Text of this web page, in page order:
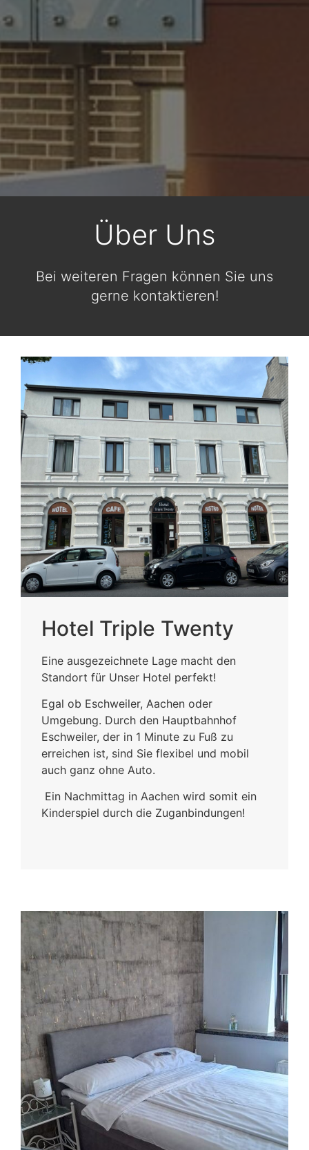
Über Uns
Bei weiteren Fragen können Sie uns
gerne kontaktieren!
Hotel Triple Twenty
Eine ausgezeichnete Lage macht den
Standort für Unser Hotel perfekt!
Egal ob Eschweiler, Aachen oder
Umgebung. Durch den Hauptbahnhof
Eschweiler, der in 1 Minute zu Fuß zu
erreichen ist, sind Sie flexibel und mobil
auch ganz ohne Auto.
Ein Nachmittag in Aachen wird somit ein
Kinderspiel durch die Zuganbindungen!